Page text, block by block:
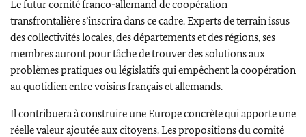
Le futur comité franco-allemand de coopération
transfrontalière s’inscrira dans ce cadre. Experts de terrain issus
des collectivités locales, des départements et des régions, ses
membres auront pour tâche de trouver des solutions aux
problèmes pratiques ou législatifs qui empêchent la coopération
au quotidien entre voisins français et allemands.
Il contribuera à construire une Europe concrète qui apporte une
réelle valeur ajoutée aux citoyens. Les propositions du comité